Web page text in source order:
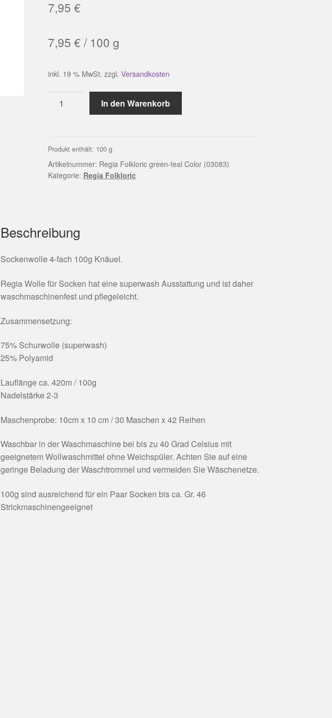
7,95 €
7,95 € / 100 g
inkl. 19 % MwSt. zzgl. Versandkosten
Folkloric
Color
(03083)
Menge
In den Warenkorb
Produkt enthält: 100 g
Artikelnummer: Regia Folkloric green-teal Color (03083)
Kategorie: Regia Folkloric
Beschreibung
Sockenwolle 4-fach 100g Knäuel.
Regia Wolle für Socken hat eine superwash Ausstattung und ist daher
waschmaschinenfest und pflegeleicht.
Zusammensetzung:
75% Schurwolle (superwash)
25% Polyamid
Lauflänge ca. 420m / 100g
Nadelstärke 2-3
Maschenprobe: 10cm x 10 cm / 30 Maschen x 42 Reihen
Waschbar in der Waschmaschine bei bis zu 40 Grad Celsius mit
geeignetem Wollwaschmittel ohne Weichspüler. Achten Sie auf eine
geringe Beladung der Waschtrommel und vermeiden Sie Wäschenetze.
100g sind ausreichend für ein Paar Socken bis ca. Gr. 46
Strickmaschinengeeignet